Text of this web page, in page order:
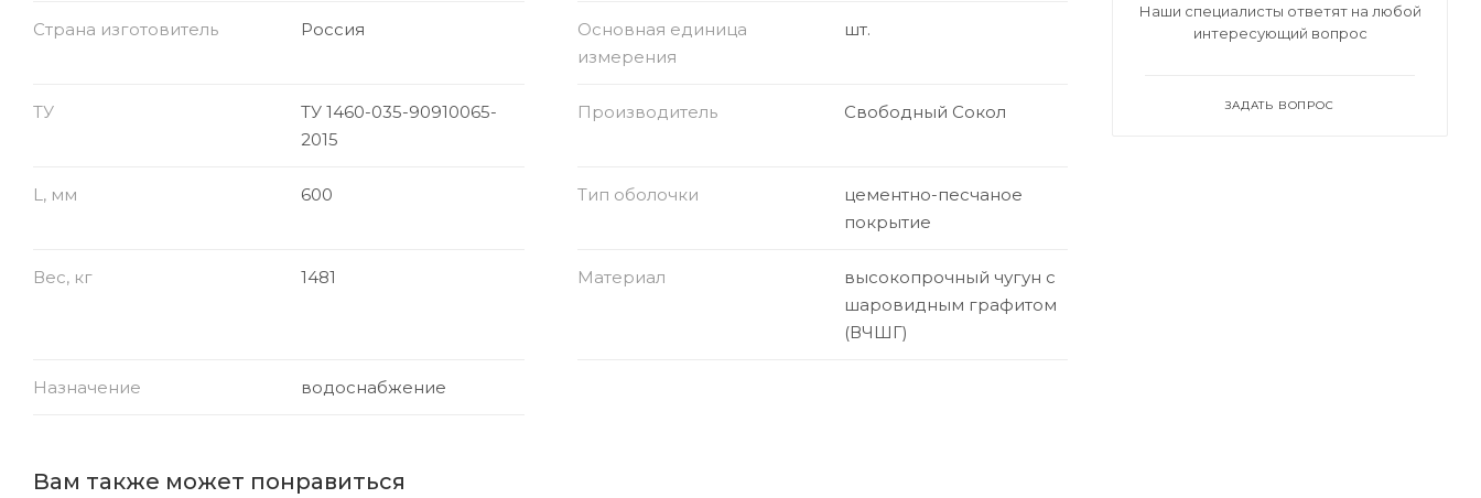
Страна изготовитель Россия
Основная единица
измерения
шт.
ТУ
ТУ 1460-035-90910065-
2015
Производитель Свободный Сокол
L, мм 600 Тип оболочки
цементно-песчаное
покрытие
Вес, кг 1481 Материал
высокопрочный чугун с
шаровидным графитом
(ВЧШГ)
Назначение водоснабжение
Вам также может понравиться
Наши специалисты ответят на любой
интересующий вопрос
ЗАДАТЬ ВОПРОС